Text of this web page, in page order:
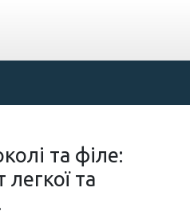
та філе:
та